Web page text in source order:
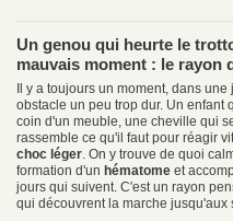
Un genou qui heurte le
mauvais moment : le rayon
Il y a toujours un moment, dans
obstacle un peu trop dur. Un enfant
coin d'un meuble, une cheville qui
rassemble ce qu'il faut pour réagir
choc léger . On y trouve de quoi
formation d'un hématome et
jours qui suivent. C'est un rayon
qui découvrent la marche jusqu'aux